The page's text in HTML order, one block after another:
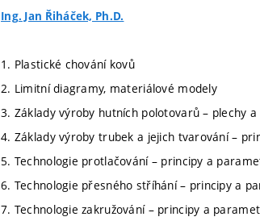
Ing. Jan Řiháček, Ph.D.
1. Plastické chování kovů
2. Limitní diagramy, materiálové modely
3. Základy výroby hutních polotovarů – plechy
4. Základy výroby trubek a jejich tvarování –
5. Technologie protlačování – principy a
6. Technologie přesného stříhání – principy a
7. Technologie zakružování – principy a